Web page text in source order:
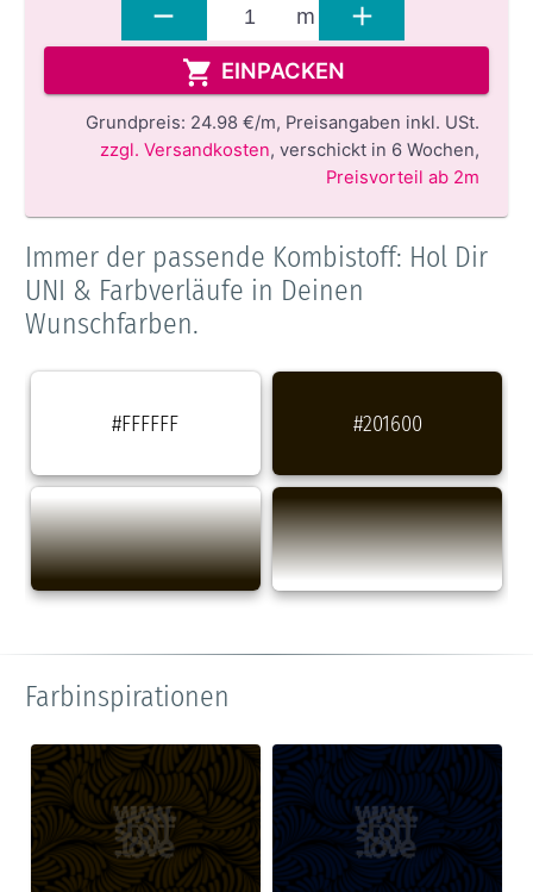
m
EINPACKEN
Grundpreis: 24.98 €/m, Preisangaben inkl. USt.
zzgl. Versandkosten,verschickt in 6 Wochen,
Preisvorteil ab 2m
Immer der passende Kombistoff: Hol Dir
UNI & Farbverläufe in Deinen
Wunschfarben.
#FFFFFF #201600
Farbinspirationen